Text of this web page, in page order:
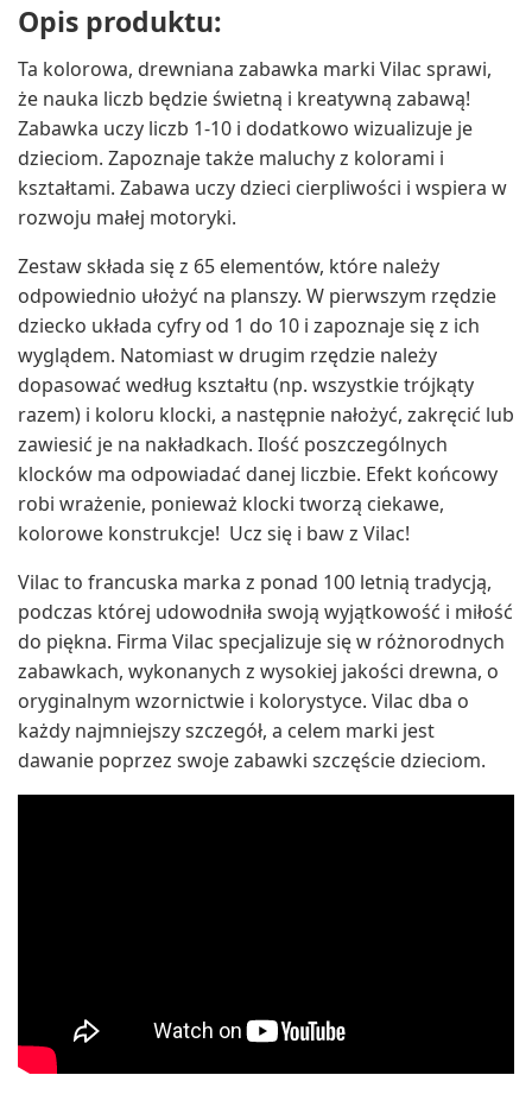
Opis produktu:
Ta kolorowa, drewniana zabawka marki Vilac sprawi,
że nauka liczb będzie świetną i kreatywną zabawą!
Zabawka uczy liczb 1-10 i dodatkowo wizualizuje je
dzieciom. Zapoznaje także maluchy z kolorami i
kształtami. Zabawa uczy dzieci cierpliwości i wspiera w
rozwoju małej motoryki.
Zestaw składa się z 65 elementów, które należy
odpowiednio ułożyć na planszy. W pierwszym rzędzie
dziecko układa cyfry od 1 do 10 i zapoznaje się z ich
wyglądem. Natomiast w drugim rzędzie należy
dopasować według kształtu (np. wszystkie trójkąty
razem) i koloru klocki, a następnie nałożyć, zakręcić lub
zawiesić je na nakładkach. Ilość poszczególnych
klocków ma odpowiadać danej liczbie. Efekt końcowy
robi wrażenie, ponieważ klocki tworzą ciekawe,
kolorowe konstrukcje! Ucz się i baw z Vilac!
Vilac to francuska marka z ponad 100 letnią tradycją,
podczas której udowodniła swoją wyjątkowość i miłość
do piękna. Firma Vilac specjalizuje się w różnorodnych
zabawkach, wykonanych z wysokiej jakości drewna, o
oryginalnym wzornictwie i kolorystyce. Vilac dba o
każdy najmniejszy szczegół, a celem marki jest
dawanie poprzez swoje zabawki szczęście dzieciom.